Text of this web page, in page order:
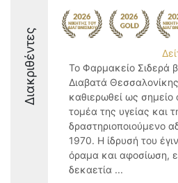
Διακριθέντες
Το Φαρμακείο Σιδερά
Διαβατά Θεσσαλονίκης
καθιερωθεί ως
τομέα της υγείας και
δραστηριοποιούμενο
1970. Η ίδρυσή του
όραμα και αφοσίωση,
δεκαετία ...